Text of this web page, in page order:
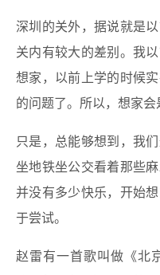
深圳的关外，据说就是
关内有较大的差别。我
想家，以前上学的时候
的问题了。所以，想家会
只是，总能够想到，我
坐地铁坐公交看着那些
并没有多少快乐，开始
于尝试。
赵雷有一首歌叫做《北